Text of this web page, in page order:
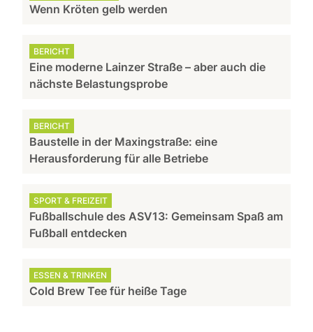
Wenn Kröten gelb werden
BERICHT
Eine moderne Lainzer Straße – aber auch die
nächste Belastungsprobe
BERICHT
Baustelle in der Maxingstraße: eine
Herausforderung für alle Betriebe
SPORT & FREIZEIT
Fußballschule des ASV13: Gemeinsam Spaß am
Fußball entdecken
ESSEN & TRINKEN
Cold Brew Tee für heiße Tage